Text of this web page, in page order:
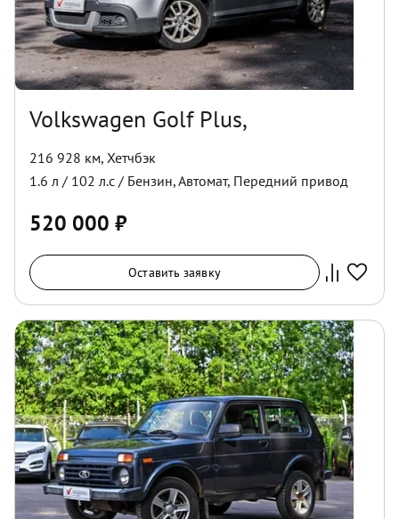
Volkswagen Golf Plus,
216 928 км, Хетчбэк
1.6 л / 102 л.с / Бензин,Автомат, Передний привод
520 000 ₽
Оставить заявку